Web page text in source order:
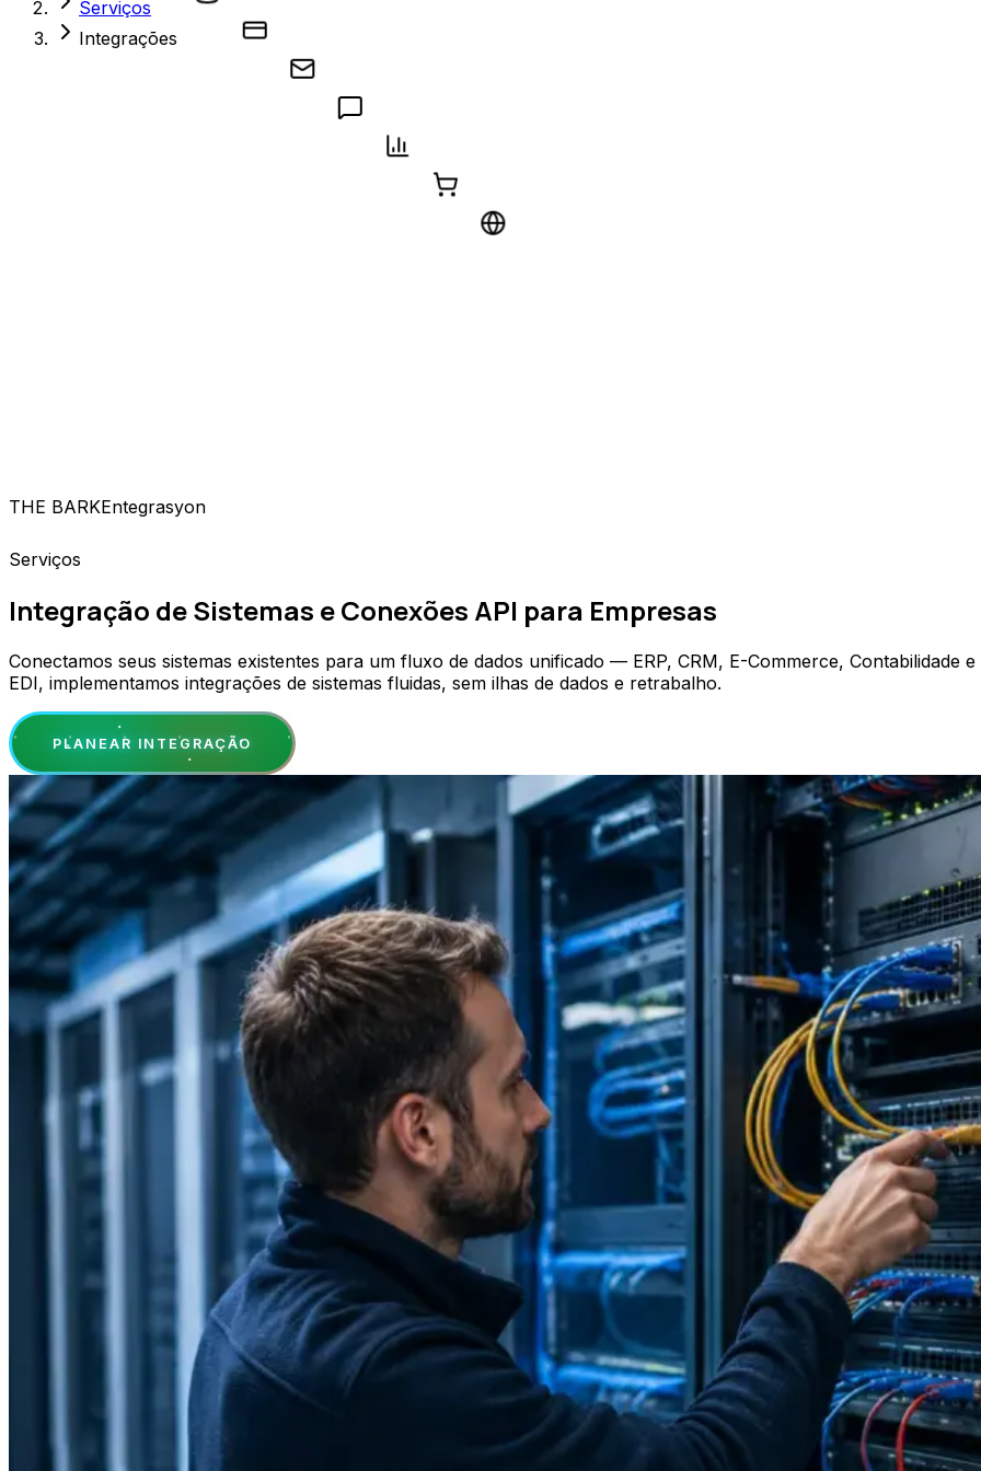
Serviços
Integrações
THE BARKEntegrasyon
Serviços
Integração de Sistemas e Conexões API para Empresas
Conectamos seus sistemas existentes para um fluxo de dados unificado — ERP, CRM, E-Commerce, Contabilidade
EDI, implementamos integrações de sistemas fluidas, sem ilhas de dados e retrabalho.
PLANEAR INTEGRAÇÃO